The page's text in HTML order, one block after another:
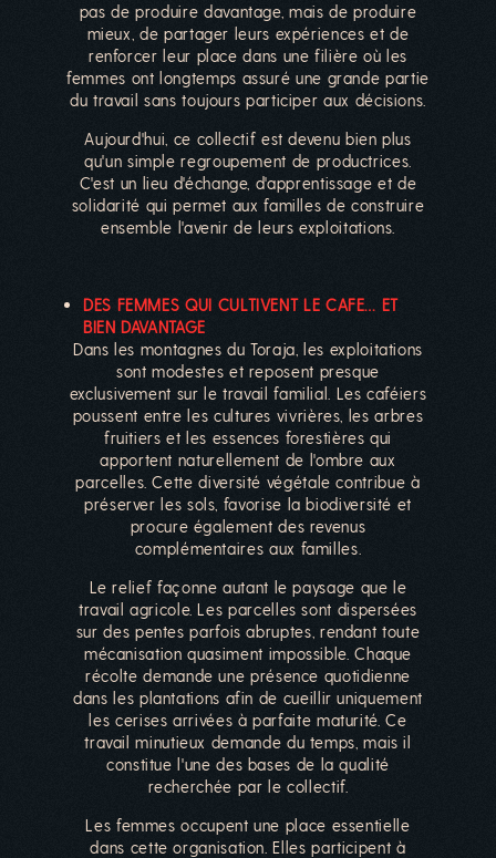
pas de produire davantage, mais de produire
mieux, de partager leurs expériences et de
renforcer leur place dans une filière où les
femmes ont longtemps assuré une grande partie
du travail sans toujours participer aux décisions.
Aujourd'hui, ce collectif est devenu bien plus
qu'un simple regroupement de productrices.
C'est un lieu d'échange, d'apprentissage et de
solidarité qui permet aux familles de construire
ensemble l'avenir de leurs exploitations.
DES FEMMES QUI CULTIVENT LE CAFE… ET
BIEN DAVANTAGE
Dans les montagnes du Toraja, les exploitations
sont modestes et reposent presque
exclusivement sur le travail familial. Les caféiers
poussent entre les cultures vivrières, les arbres
fruitiers et les essences forestières qui
apportent naturellement de l'ombre aux
parcelles. Cette diversité végétale contribue à
préserver les sols, favorise la biodiversité et
procure également des revenus
complémentaires aux familles.
Le relief façonne autant le paysage que le
travail agricole. Les parcelles sont dispersées
sur des pentes parfois abruptes, rendant toute
mécanisation quasiment impossible. Chaque
récolte demande une présence quotidienne
dans les plantations afin de cueillir uniquement
les cerises arrivées à parfaite maturité. Ce
travail minutieux demande du temps, mais il
constitue l'une des bases de la qualité
recherchée par le collectif.
Les femmes occupent une place essentielle
dans cette organisation. Elles participent à